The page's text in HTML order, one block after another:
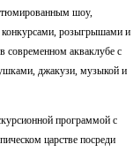
шоу,
розыгрышами и
современном акваклубе с
джакузи, музыкой и
программой с
царстве посреди